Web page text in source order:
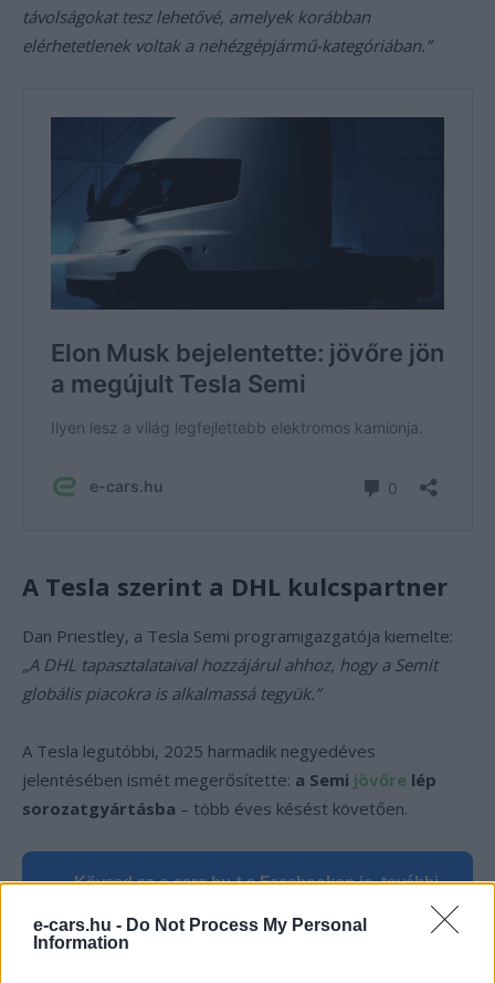
e-cars.hu - Do Not Process My Personal
Information
távolságokat tesz lehetővé, amelyek korábban
elérhetetlenek voltak a nehézgépjármű-kategóriában.”
A Tesla szerint a DHL kulcspartner
Dan Priestley, a Tesla Semi programigazgatója kiemelte:
„A DHL tapasztalataival hozzájárul ahhoz, hogy a Semit
globális piacokra is alkalmassá tegyük.”
A Tesla legutóbbi, 2025 harmadik negyedéves
jelentésében ismét megerősítette: a Semi jövőre lép
sorozatgyártásba – több éves késést követően.
Kövesd az e-cars.hu-t a Facebookon is, további